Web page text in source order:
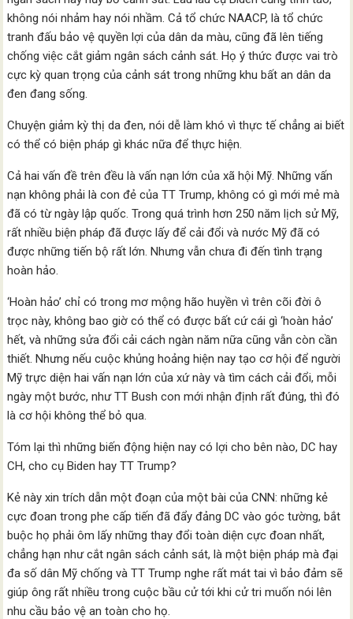
không nói nhảm hay nói nhầm. Cả tổ chức NAACP, là tổ chức
tranh đấu bảo vệ quyền lợi của dân da màu, cũng đã lên tiếng
chống việc cắt giảm ngân sách cảnh sát. Họ ý thức được vai trò
cực kỳ quan trọng của cảnh sát trong những khu bất an dân da
đen đang sống.
Chuyện giảm kỳ thị da đen, nói dễ làm khó vì thực tế chẳng ai biết
có thể có biện pháp gì khác nữa để thực hiện.
Cả hai vấn đề trên đều là vấn nạn lớn của xã hội Mỹ. Những vấn
nạn không phải là con đẻ của TT Trump, không có gì mới mẻ mà
đã có từ ngày lập quốc. Trong quá trình hơn 250 năm lịch sử Mỹ,
rất nhiều biện pháp đã được lấy để cải đổi và nước Mỹ đã có
được những tiến bộ rất lớn. Nhưng vẫn chưa đi đến tình trạng
hoàn hảo.
‘Hoàn hảo’ chỉ có trong mơ mộng hão huyền vì trên cõi đời ô
trọc này, không bao giờ có thể có được bất cứ cái gì ‘hoàn hảo’
hết, và những sửa đổi cải cách ngàn năm nữa cũng vẫn còn cần
thiết. Nhưng nếu cuộc khủng hoảng hiện nay tạo cơ hội để người
Mỹ trực diện hai vấn nạn lớn của xứ này và tìm cách cải đổi, mỗi
ngày một bước, như TT Bush con mới nhận định rất đúng, thì đó
là cơ hội không thể bỏ qua.
Tóm lại thì những biến động hiện nay có lợi cho bên nào, DC hay
CH, cho cụ Biden hay TT Trump?
Kẻ này xin trích dẫn một đoạn của một bài của CNN: những kẻ
cực đoan trong phe cấp tiến đã đẩy đảng DC vào góc tường, bắt
buộc họ phải ôm lấy những thay đổi toàn diện cực đoan nhất,
chẳng hạn như cắt ngân sách cảnh sát, là một biện pháp mà đại
đa số dân Mỹ chống và TT Trump nghe rất mát tai vì bảo đảm sẽ
giúp ông rất nhiều trong cuộc bầu cử tới khi cử tri muốn nói lên
nhu cầu bảo vệ an toàn cho họ.